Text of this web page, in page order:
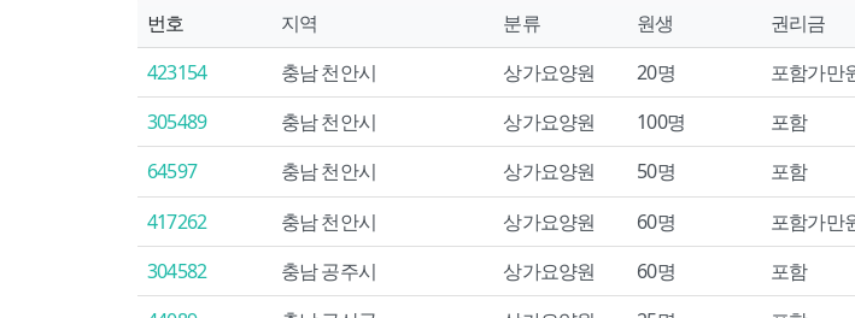
번호 지역 분류 원생 권리금
423154
충남 천안시 상가요양원 20명 포함가만
305489
충남 천안시 상가요양원 100명 포함
64597
충남 천안시 상가요양원 50명 포함
417262
충남 천안시 상가요양원 60명 포함가만
304582
충남 공주시 상가요양원 60명 포함